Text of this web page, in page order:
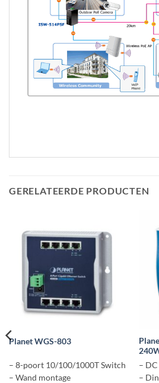
GERELATEERDE PRODUCTEN
Planet WGS-803
– 8-poort 10/100/1000T Switch
– Wand montage
–
–